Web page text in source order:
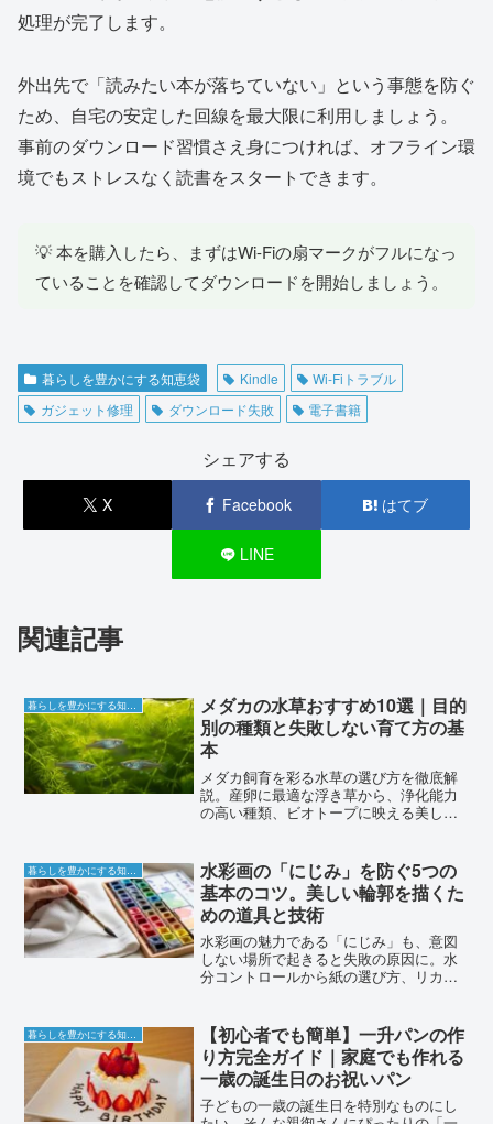
処理が完了します。
外出先で「読みたい本が落ちていない」という事態を防ぐ
ため、自宅の安定した回線を最大限に利用しましょう。
事前のダウンロード習慣さえ身につければ、オフライン環
境でもストレスなく読書をスタートできます。
💡 本を購入したら、まずはWi-Fiの扇マークがフルになっ
ていることを確認してダウンロードを開始しましょう。
暮らしを豊かにする知恵袋 Kindle
Wi-Fiトラブル
ガジェット修理
ダウンロード失敗 電子書籍
シェアする
X Facebook はてブ
LINE
関連記事
暮らしを豊かにする知恵袋
メダカの水草おすすめ10選｜目的
別の種類と失敗しない育て方の基
本
メダカ飼育を彩る水草の選び方を徹底解
説。産卵に最適な浮き草から、浄化能力
の高い種類、ビオトープに映える美しい
のコツも紹介します。
暮らしを豊かにする知恵袋
水彩画の「にじみ」を防ぐ5つの
基本のコツ。美しい輪郭を描くた
めの道具と技術
水彩画の魅力である「にじみ」も、意図
しない場所で起きると失敗の原因に。水
分コントロールから紙の選び方、リカバ
暮らしを豊かにする知恵袋
【初心者でも簡単】一升パンの作
り方完全ガイド｜家庭でも作れる
一歳の誕生日のお祝いパン
子どもの一歳の誕生日を特別なものにし